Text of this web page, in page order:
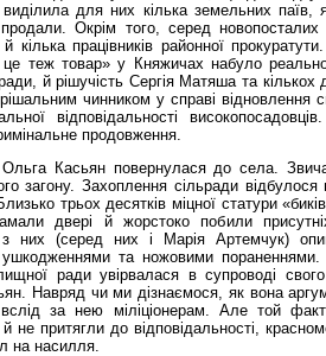
для них кілька земельних паїв,
Окрім того, серед новопосталих
кілька працівників районної
теж товар» у Княжичах набуло
й рішучість Сергія Матяша та кількох
чинником у справі відновлення
відповідальності
продовження.
Ольга Касьян повернулася до села.
загону. Захоплення сільради
трьох десятків міцної статури
двері й жорстоко побили
з них (серед них і Марія Артемчук)
ушкодженнями та ножовими
ради увірвалася в супроводі
Навряд чи ми дізнаємося, як вона
за нею міліціонерам. Але той
не притягли до відповідальності,
на насилля.